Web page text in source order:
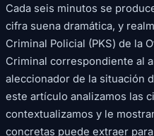
Cada seis minutos se
cifra suena dramática, y
Criminal Policial (PKS) de la
Criminal correspondiente al
aleccionador de la situación
este artículo analizamos las
contextualizamos y le
concretas puede extraer